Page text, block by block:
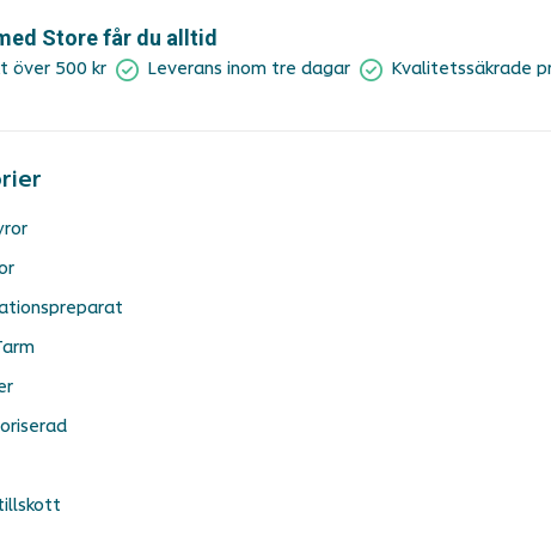
Store får du alltid
över 500 kr Leverans inom tre dagar Kvalitetssäkrade